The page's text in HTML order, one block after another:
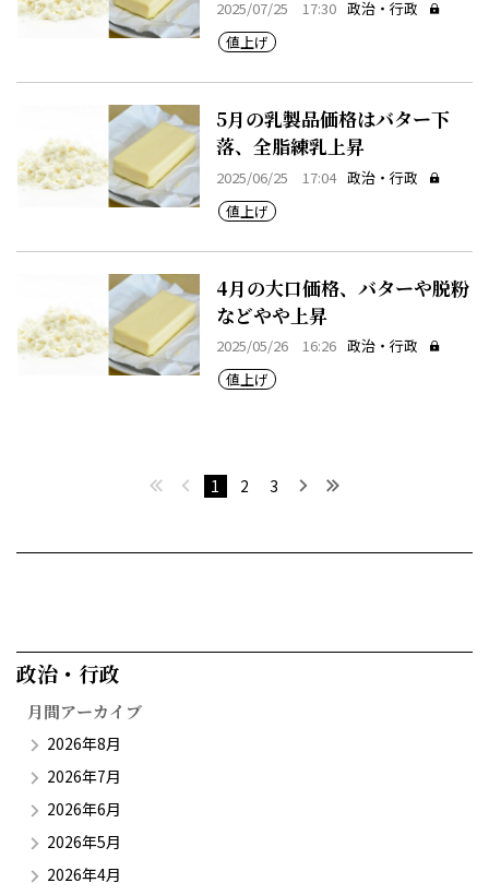
2025/07/25 17:30 政治・行政
値上げ
5月の乳製品価格はバター下
落、全脂練乳上昇
2025/06/25 17:04 政治・行政
値上げ
4月の大口価格、バターや脱粉
などやや上昇
2025/05/26 16:26 政治・行政
値上げ
最初へ 前へ
1 2 3 次へ
政治・行政​
月間アーカイブ
2026年8月
2026年7月
2026年6月
2026年5月
2026年4月